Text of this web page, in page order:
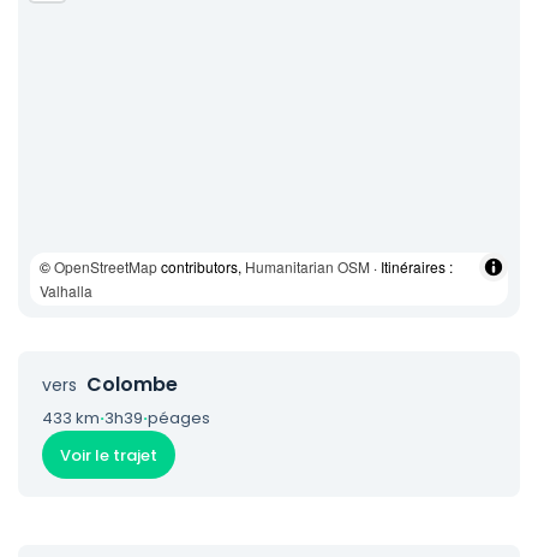
©OpenStreetMapcontributors, Humanitarian OSM · Itinéraires :
Valhalla
vers Colombe
433 km·3h39·péages
Voir le trajet